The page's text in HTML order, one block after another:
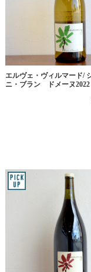
エルヴェ・ヴィルマード/
ニ・ブラン ドメーヌ2022